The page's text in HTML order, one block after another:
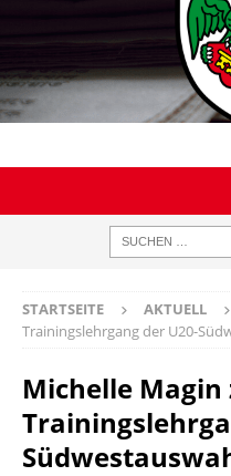
STARTSEITE AKTUELL
Trainingslehrgang der U20-
Michelle Magin